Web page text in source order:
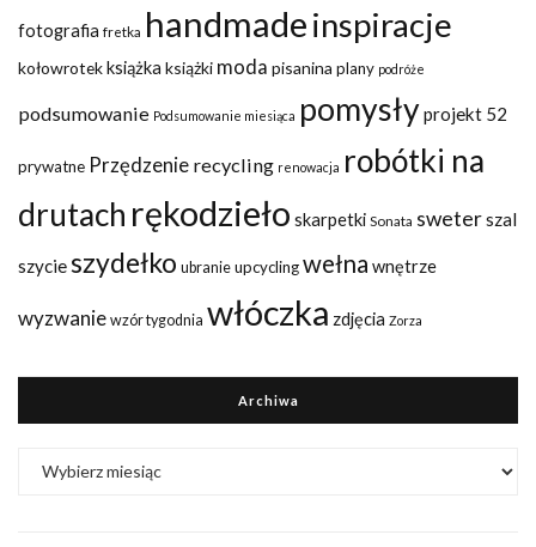
fotografia fretka handmadeinspiracje
kołowrotekksiążka książki moda pisanina plany podróże
podsumowanie Podsumowanie miesiąca pomysłyprojekt 52
prywatne Przędzenie recycling renowacja robótki na
drutach rękodzieło skarpetki Sonata sweterszal
szycieszydełko ubranie upcyclingwełna wnętrze
wyzwanie wzór tygodnia włóczka zdjęcia Zorza
Archiwa